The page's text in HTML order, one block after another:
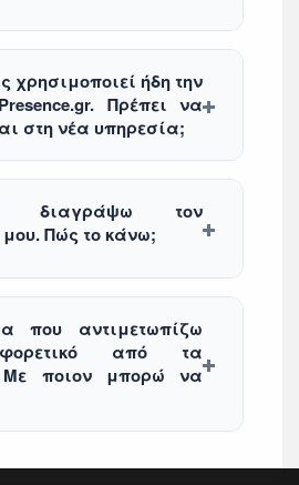
ήδη την
Πρέπει να
στη νέα υπηρεσία;
τον
Πώς το κάνω;
που αντιμετωπίζω
από τα
ποιον μπορώ να